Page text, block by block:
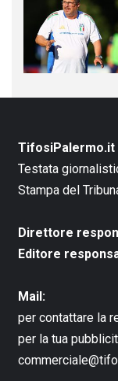
TifosiPalermo.it
Testata
Stampa del
Direttore
Editore
Mail:
per contattare la
per la tua